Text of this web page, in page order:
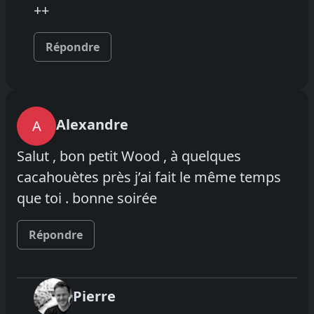
++
Répondre
A
Alexandre
Salut , bon petit Wood , à quelques
cacahouètes près j’ai fait le même temps
que toi . bonne soirée
Répondre
Pierre